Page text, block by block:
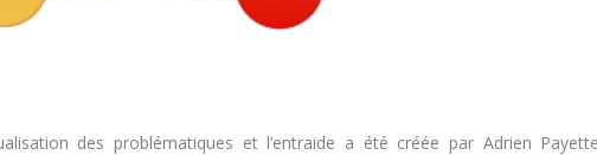
des problématiques et l’entraide a été créée par Adrien